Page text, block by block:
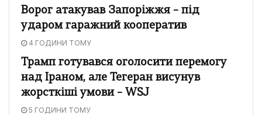
Ворог атакував Запоріжжя – під
ударом гаражний кооператив
4 ГОДИНИ ТОМУ
Трамп готувався оголосити перемогу
над Іраном, але Тегеран висунув
жорсткіші умови – WSJ
5 ГОДИНИ ТОМУ